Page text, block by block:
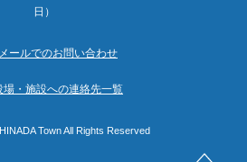
日）
メールでのお問い合わせ
場・施設への連絡先一覧
Town All Rights Reserved